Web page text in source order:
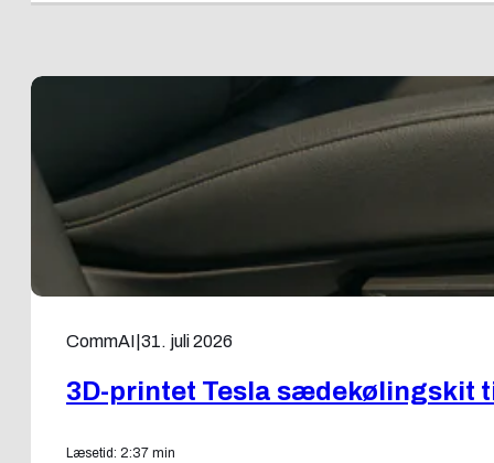
CommAI 31. juli 2026
3D-printet Tesla sædekølingskit
Læsetid: 2:37 min